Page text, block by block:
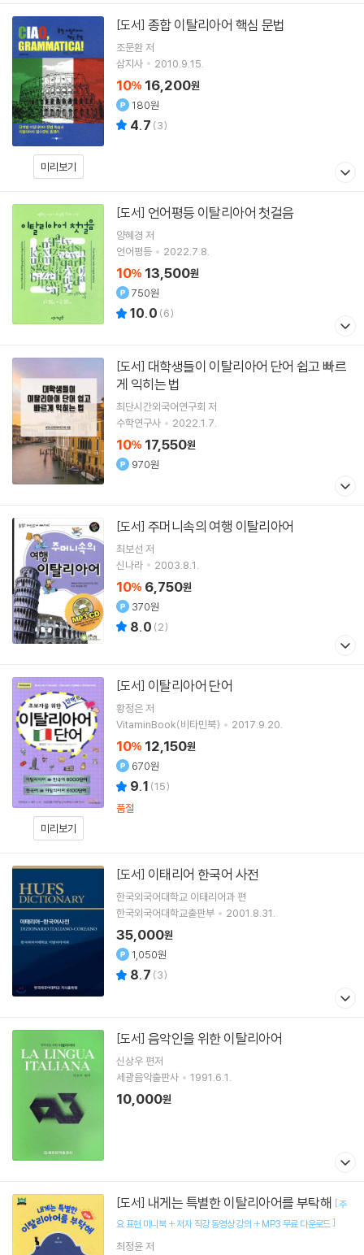
미리보기
[도서] 종합 이탈리아어 핵심 문법
조문환 저
삼지사
2010.9.15.
10% 16,200원
180원
4.7 (3)
[도서] 언어평등 이탈리아어 첫걸음
양혜경 저
언어평등
2022.7.8.
10% 13,500원
750원
10.0 (6)
[도서]
게 익히는 법
최단시간외국어연구회 저
수학연구사
2022.1.7.
10% 17,550원
970원
[도서] 주머니속의 여행 이탈리아어
최보선 저
신나라
2003.8.1.
10% 6,750원
370원
8.0 (2)
미리보기
[도서] 이탈리아어 단어
황정은저
VitaminBook(비타민북)
2017.9.20.
10% 12,150원
670원
9.1 (15)
품절
[도서] 이태리어 한국어 사전
한국외국어대학교 이태리어과 편
한국외국어대학교출판부
2001.8.31.
35,000원
1,050원
8.7 (3)
[도서] 음악인을 위한 이탈리아어
신상우 편저
세광음악출판사
1991.6.1.
10,000원
[도서] 내게는 특별한 이탈리아어를 부탁해 [주
요 표현 미니북 + 저자 직강 동영상 강의 + MP3 무료 다운로드]
최정윤 저